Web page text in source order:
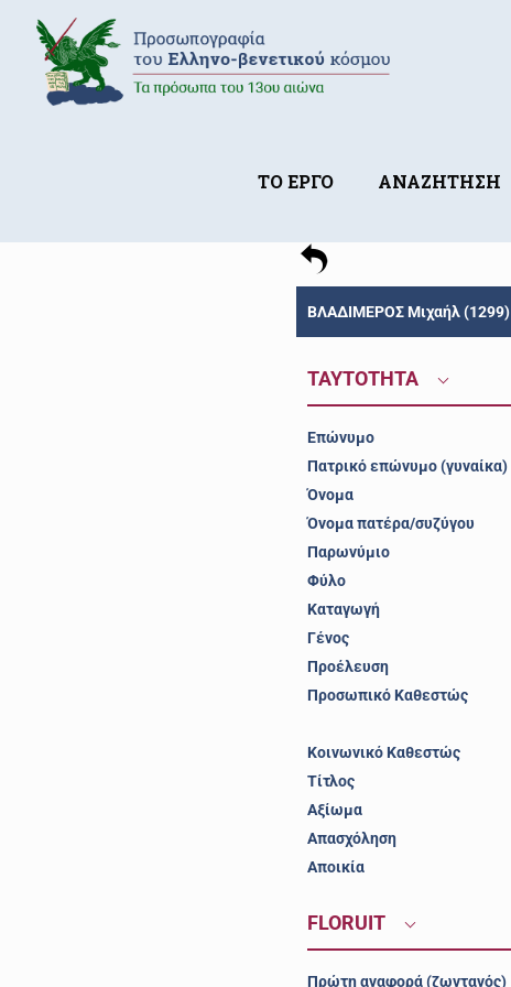
ΤΟ ΕΡΓΟ ΑΝΑΖΗΤΗΣΗ
ΒΛΑΔΙΜΕΡΟΣ Μιχαήλ (1299)
ΤΑΥΤΟΤΗΤΑ
Επώνυμο
Πατρικό επώνυμο (γυναίκα)
Όνομα
Όνομα πατέρα/συζύγου
Παρωνύμιο
Φύλο
Καταγωγή
Γένος
Προέλευση
Προσωπικό Καθεστώς
Κοινωνικό Καθεστώς
Τίτλος
Αξίωμα
Απασχόληση
Αποικία
FLORUIT
Πρώτη αναφορά (ζωντανός)